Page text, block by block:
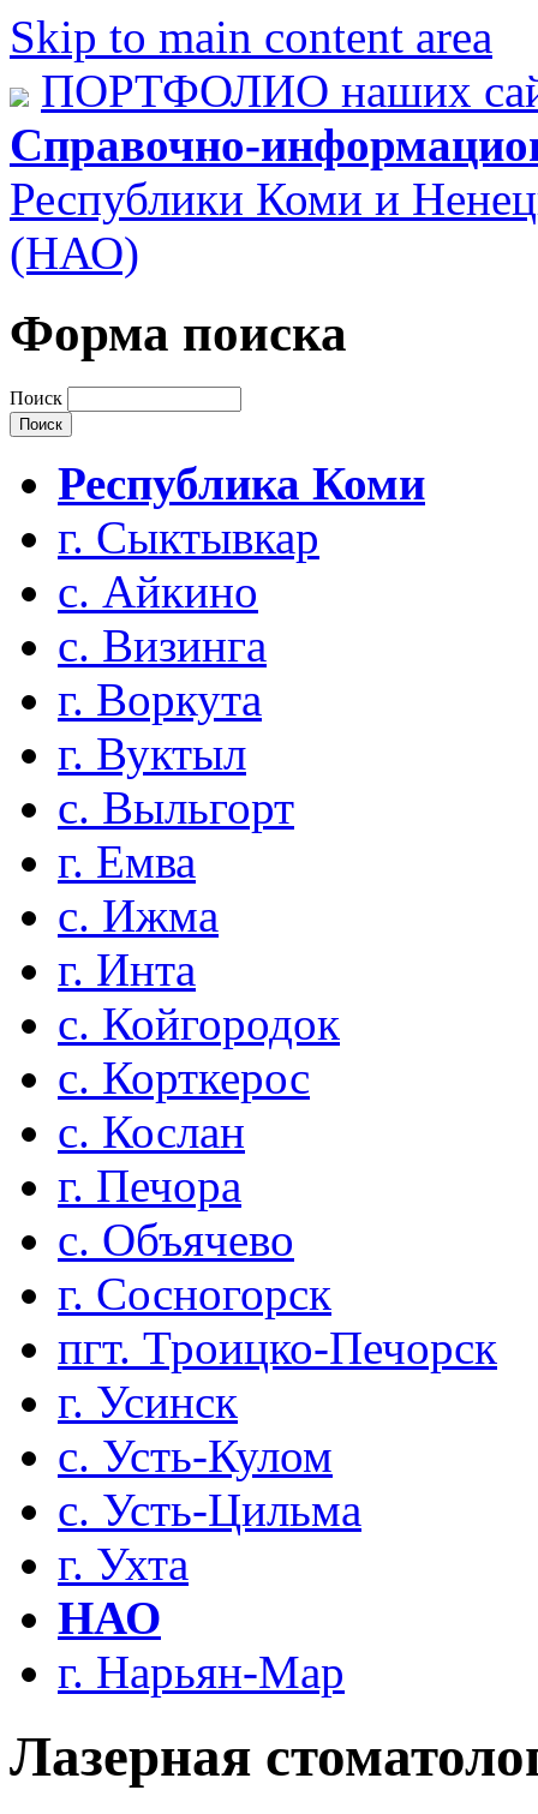
Skip to main content area
ПОРТФОЛИО наших
Справочно-
Республики Коми и
(НАО)
Форма поиска
Поиск
Республика Коми
г. Сыктывкар
с. Айкино
с. Визинга
г. Воркута
г. Вуктыл
с. Выльгорт
г. Емва
с. Ижма
г. Инта
с. Койгородок
с. Корткерос
с. Кослан
г. Печора
с. Объячево
г. Сосногорск
пгт. Троицко-Печорск
г. Усинск
с. Усть-Кулом
с. Усть-Цильма
г. Ухта
НАО
г. Нарьян-Мар
Лазерная